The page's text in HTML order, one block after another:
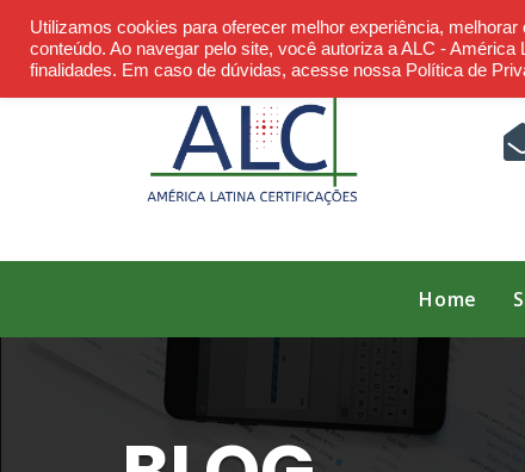
content
Home
Utilizamos cookies para oferecer melhor experiência,
conteúdo. Ao navegar pelo site, você autoriza a ALC -
finalidades. Em caso de dúvidas, acesse nossa Política de